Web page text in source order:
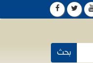
بحث